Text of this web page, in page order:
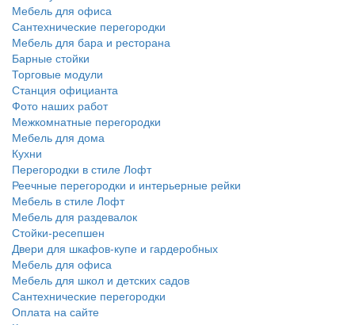
Мебель для офиса
Сантехнические перегородки
Мебель для бара и ресторана
Барные стойки
Торговые модули
Станция официанта
Фото наших работ
Межкомнатные перегородки
Мебель для дома
Кухни
Перегородки в стиле Лофт
Реечные перегородки и интерьерные рейки
Мебель в стиле Лофт
Мебель для раздевалок
Стойки-ресепшен
Двери для шкафов-купе и гардеробных
Мебель для офиса
Мебель для школ и детских садов
Сантехнические перегородки
Оплата на сайте